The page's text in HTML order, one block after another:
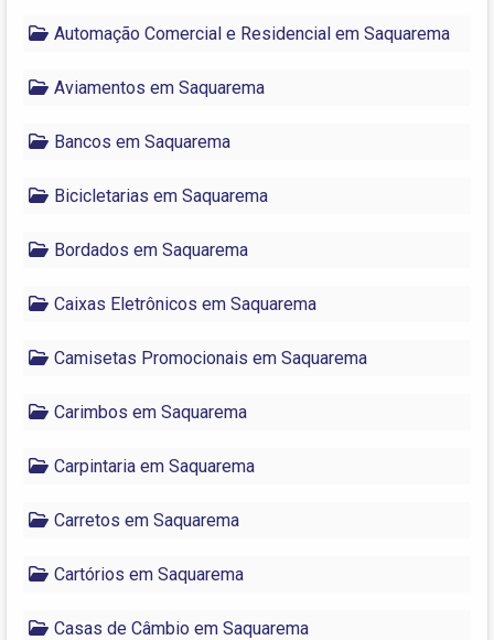
Automação Comercial e Residencial em Saquarema
Aviamentos em Saquarema
Bancos em Saquarema
Bicicletarias em Saquarema
Bordados em Saquarema
Caixas Eletrônicos em Saquarema
Camisetas Promocionais em Saquarema
Carimbos em Saquarema
Carpintaria em Saquarema
Carretos em Saquarema
Cartórios em Saquarema
Casas de Câmbio em Saquarema